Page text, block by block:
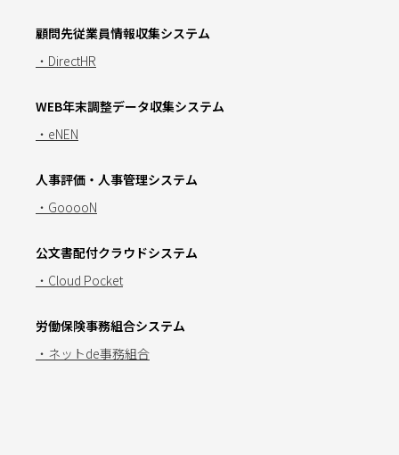
顧問先従業員情報収集システム
・DirectHR
WEB年末調整データ収集システム
・eNEN
人事評価・人事管理システム
・GooooN
公文書配付クラウドシステム
・Cloud Pocket
労働保険事務組合システム
・ネットde事務組合